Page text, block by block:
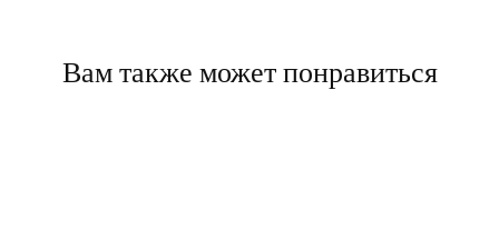
Вам также может понравиться